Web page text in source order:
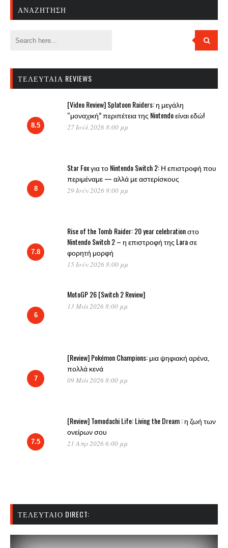
ΑΝΑΖΉΤΗΣΗ
ΤΕΛΕΥΤΑΊΑ REVIEWS
8.5
[Video Review] Splatoon Raiders: η μεγάλη
“μοναχική” περιπέτεια της Nintendo είναι εδώ!
27 Ιούλ 2026 8:00 μμ
8
Star Fox για το Nintendo Switch 2: Η επιστροφή που
περιμέναμε — αλλά με αστερίσκους
29 Ιούν 2026 9:00 μμ
7.8
Rise of the Tomb Raider: 20 year celebration στο
Nintendo Switch 2 – η επιστροφή της Lara σε
φορητή μορφή
15 Ιούν 2026 8:00 μμ
6
MotoGP 26 [Switch 2 Review]
13 Μάι 2026 8:00 μμ
7
[Review] Pokémon Champions: μια ψηφιακή αρένα,
πολλά κενά
09 Μάι 2026 8:00 μμ
7.5
[Review] Tomodachi Life: Living the Dream : η ζωή των
ονείρων σου
21 Απρ 2026 6:00 μμ
ΤΕΛΕΥΤΑΊΟ DIRECT: